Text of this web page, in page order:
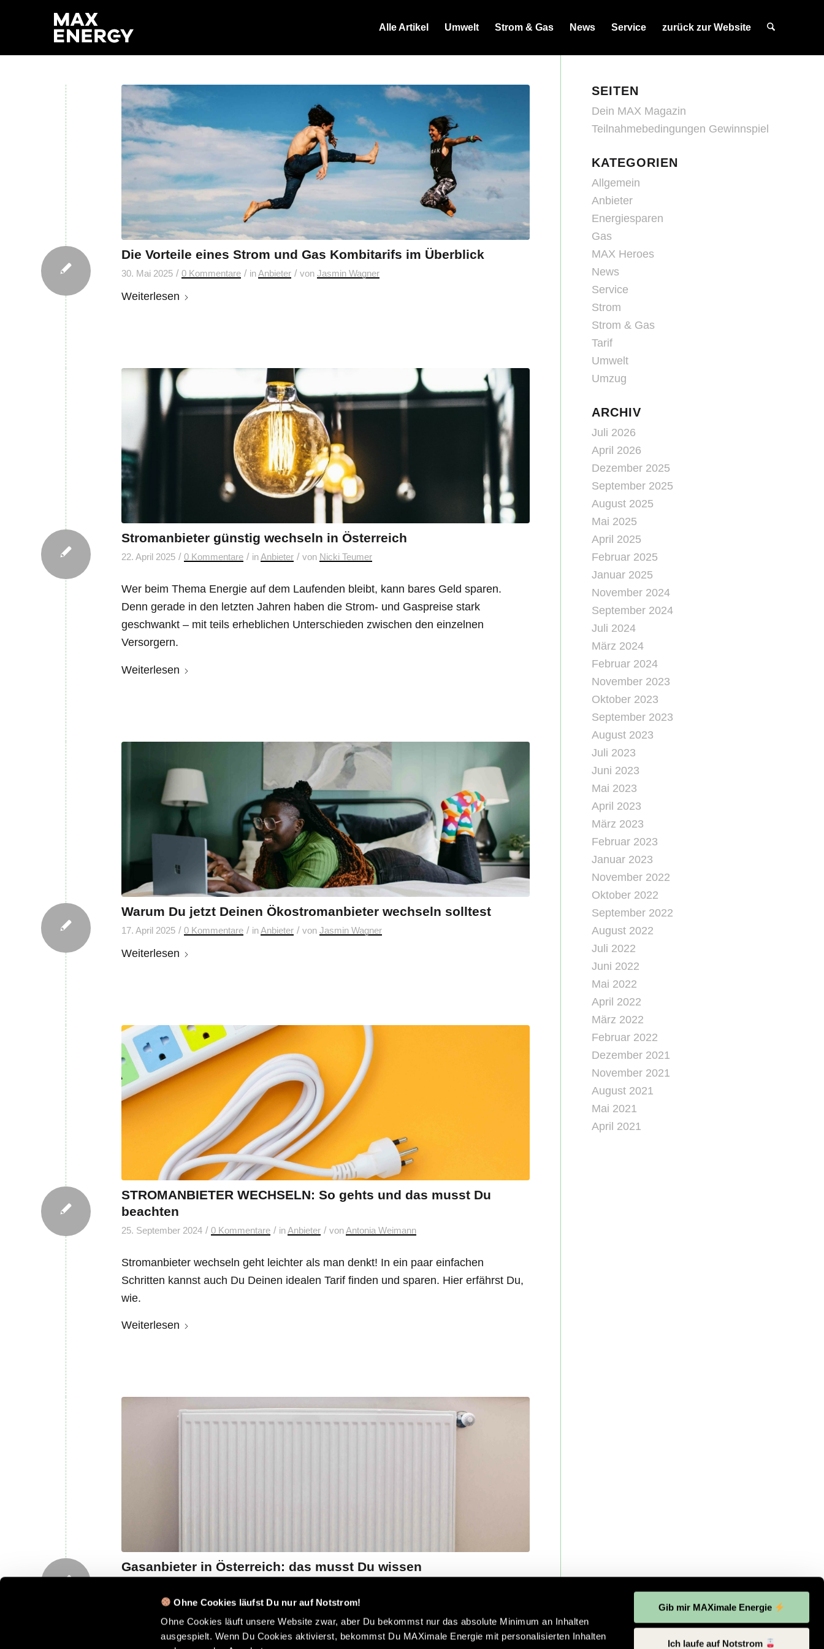
Ohne Cookies läufst Du nur auf Notstrom!
Ohne Cookies läuft unsere Website zwar, aber Du bekommst nur das absolute Minimum an Inhalten
ausgespielt. Wenn Du Cookies aktivierst, bekommst Du MAXimale Energie mit personalisierten Inhalten
Gib mir MAXimale Energie
Ich laufe auf Notstrom
Alle Artikel Umwelt Strom & Gas News Service zurück zur Website
Die Vorteile eines Strom und Gas Kombitarifs im Überblick
30. Mai 2025 / 0 Kommentare / inAnbieter / von Jasmin Wagner
Weiterlesen
Stromanbieter günstig wechseln in Österreich
22. April 2025 / 0 Kommentare / inAnbieter / von Nicki Teumer
Wer beim Thema Energie auf dem Laufenden bleibt, kann bares Geld sparen.
Denn gerade in den letzten Jahren haben die Strom- und Gaspreise stark
geschwankt – mit teils erheblichen Unterschieden zwischen den einzelnen
Versorgern.
Weiterlesen
Warum Du jetzt Deinen Ökostromanbieter wechseln solltest
17. April 2025 / 0 Kommentare / inAnbieter / von Jasmin Wagner
Weiterlesen
STROMANBIETER WECHSELN: So gehts und das musst Du
beachten
25. September 2024 / 0 Kommentare / inAnbieter / vonAntonia Weimann
Stromanbieter wechseln geht leichter als man denkt! In ein paar einfachen
Schritten kannst auch Du Deinen idealen Tarif finden und sparen. Hier erfährst Du,
wie.
Weiterlesen
Gasanbieter in Österreich: das musst Du wissen
Du bist auf der Suche nach einem neuen Gasanbieter? Wir haben für Dich alle
Infos, die Du brauchst, um Dich für einen neuen Gasanbieter zu entscheiden.
SEITEN
Dein MAX Magazin
Teilnahmebedingungen Gewinnspiel
KATEGORIEN
Allgemein
Anbieter
Energiesparen
Gas
MAX Heroes
News
Service
Strom
Strom & Gas
Tarif
Umwelt
Umzug
ARCHIV
Juli 2026
April 2026
Dezember 2025
September 2025
August 2025
Mai 2025
April 2025
Februar 2025
Januar 2025
November 2024
September 2024
Juli 2024
März 2024
Februar 2024
November 2023
Oktober 2023
September 2023
August 2023
Juli 2023
Juni 2023
Mai 2023
April 2023
März 2023
Februar 2023
Januar 2023
November 2022
Oktober 2022
September 2022
August 2022
Juli 2022
Juni 2022
Mai 2022
April 2022
März 2022
Februar 2022
Dezember 2021
November 2021
August 2021
Mai 2021
April 2021